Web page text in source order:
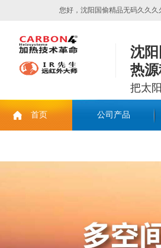
您好，沈阳国偷精品无码久久
沈
热
把太阳
首页 公司产品